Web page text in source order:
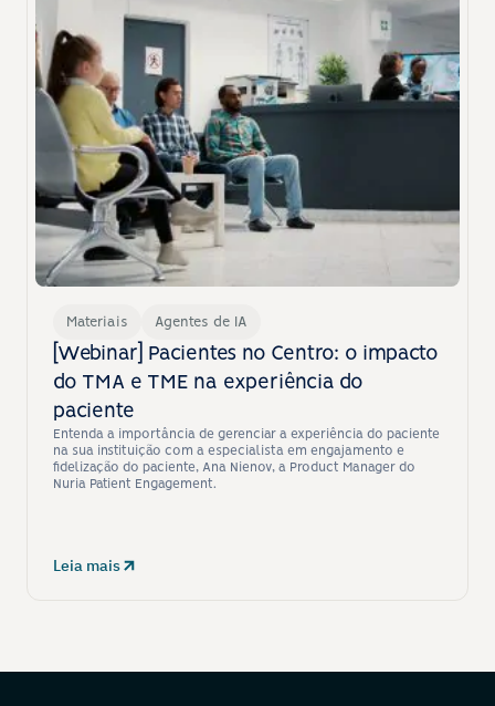
Materiais Agentes de IA
[Webinar] Pacientes no Centro: o impacto
do TMA e TME na experiência do
paciente
Entenda a importância de gerenciar a experiência do paciente
na sua instituição com a especialista em engajamento e
fidelização do paciente, Ana Nienov, a Product Manager do
Nuria Patient Engagement.
Leia mais